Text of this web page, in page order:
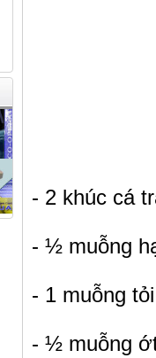
- 2 khúc cá
- ½ muỗng
- 1 muỗng
- ½ muỗng